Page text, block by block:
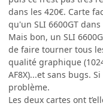
dans les 420€. Carte
qu'un SLI 6600GT
Mais bon, un SLI
de faire tourner tous
qualité graphique
AF8X)...et sans bugs.
problème.
Les deux cartes ont